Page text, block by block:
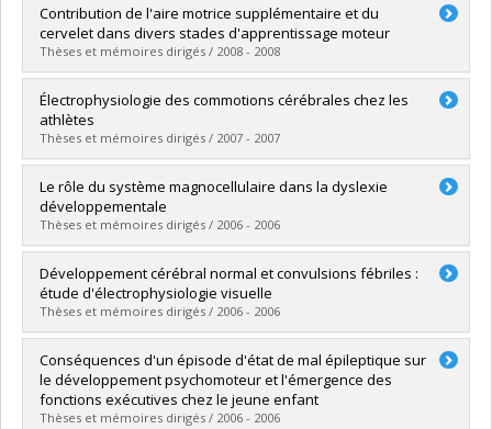
Diplômé(e) :Rosa, Christine
Cycle :Doctorat
Diplôme obtenu :Ph. D.
Lien vers le document dans Papyrus
Contribution de l'aire motrice supplémentaire et du
cervelet dans divers stades d'apprentissage moteur
Thèses et mémoires dirigés / 2008 - 2008
Diplômé(e) :Vasilescu, Maria-Cristina
Cycle :Doctorat
Diplôme obtenu :Ph. D.
Lien vers le document dans Papyrus
Électrophysiologie des commotions cérébrales chez les
athlètes
Thèses et mémoires dirigés / 2007 - 2007
Diplômé(e) :Gosselin, Nadia
Cycle :Doctorat
Diplôme obtenu :Ph. D.
Lien vers le document dans Papyrus
Le rôle du système magnocellulaire dans la dyslexie
développementale
Thèses et mémoires dirigés / 2006 - 2006
Diplômé(e) :Lavoie, Karyne
Cycle :Doctorat
Diplôme obtenu :Ph. D.
Lien vers le document dans Papyrus
Développement cérébral normal et convulsions fébriles :
étude d'électrophysiologie visuelle
Thèses et mémoires dirigés / 2006 - 2006
Diplômé(e) :Lippé, Sarah
Cycle :Doctorat
Diplôme obtenu :Ph. D.
Lien vers le document dans Papyrus
Conséquences d'un épisode d'état de mal épileptique sur
le développement psychomoteur et l'émergence des
fonctions exécutives chez le jeune enfant
Thèses et mémoires dirigés / 2006 - 2006